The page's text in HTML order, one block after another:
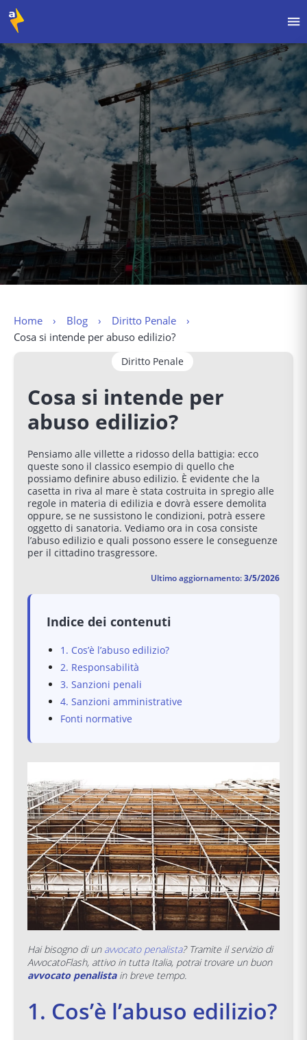
Home Blog
Diritto Penale
Cosa si intende per abuso edilizio?
Diritto Penale
Cosa si intende per
abuso edilizio?
Pensiamo alle villette a ridosso della battigia: ecco
queste sono il classico esempio di quello che
possiamo definire abuso edilizio. È evidente che la
casetta in riva al mare è stata costruita in spregio alle
regole in materia di edilizia e dovrà essere demolita
oppure, se ne sussistono le condizioni, potrà essere
oggetto di sanatoria. Vediamo ora in cosa consiste
l’abuso edilizio e quali possono essere le conseguenze
per il cittadino trasgressore.
Ultimo aggiornamento:3/5/2026
Indice dei contenuti
1. Cos’è l’abuso edilizio?
2. Responsabilità
3. Sanzioni penali
4. Sanzioni amministrative
Fonti normative
Hai bisogno di un avvocato penalista? Tramite il servizio di
AvvocatoFlash, attivo in tutta Italia, potrai trovare un buon
avvocato penalistain breve tempo.
1. Cos’è l’abuso edilizio?